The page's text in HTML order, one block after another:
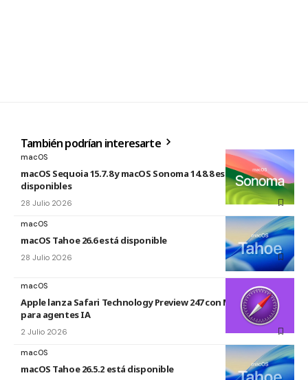
También podrían interesarte
macOS
macOS Sequoia 15.7.8 y macOS Sonoma 14.8.8 están
disponibles
28 Julio 2026
macOS
macOS Tahoe 26.6 está disponible
28 Julio 2026
macOS
Apple lanza Safari Technology Preview 247 con MCP Server
para agentes IA
2 Julio 2026
macOS
macOS Tahoe 26.5.2 está disponible